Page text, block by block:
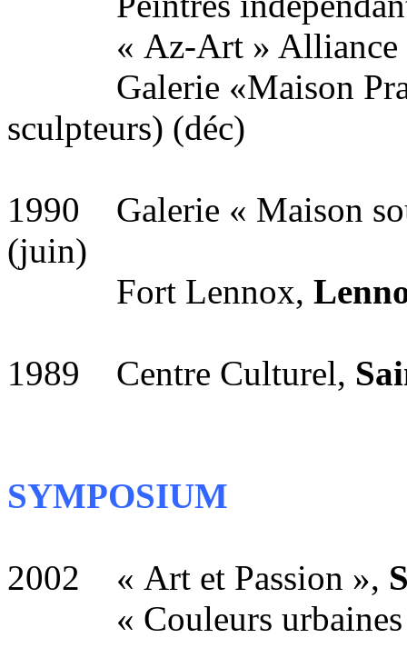
« Az-Art » Alliance
Galerie «Maison
sculpteurs) (déc)
1990 Galerie « Maison
(juin)
Fort Lennox,
1989 Centre Culturel,
SYMPOSIUM
2002 « Art et Passion »,
« Couleurs